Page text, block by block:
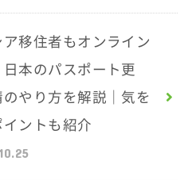
移住者もオンライン
本のパスポート更
やり方を解説｜気を
ントも紹介